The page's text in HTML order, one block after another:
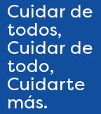
Cuidar de
todos,
Cuidar de
todo,
Cuidarte
más.